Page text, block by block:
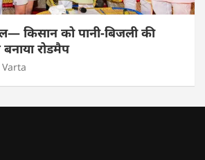
किसान को पानी-बिजली की
रोडमैप